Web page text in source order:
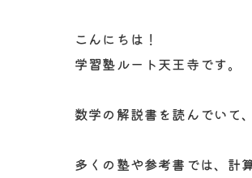
こんにちは！
学習塾ルート天王寺です。
数学の解説書を読んでいて
多くの塾や参考書では、計